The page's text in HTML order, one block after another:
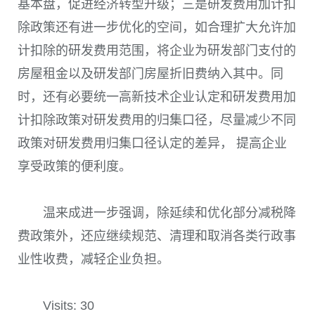
基本盘，促进经济转型升级；三是研发费用加计扣
除政策还有进一步优化的空间，如合理扩大允许加
计扣除的研发费用范围，将企业为研发部门支付的
房屋租金以及研发部门房屋折旧费纳入其中。同
时，还有必要统一高新技术企业认定和研发费用加
计扣除政策对研发费用的归集口径，尽量减少不同
政策对研发费用归集口径认定的差异， 提高企业
享受政策的便利度。
温来成进一步强调，除延续和优化部分减税降
费政策外，还应继续规范、清理和取消各类行政事
业性收费，减轻企业负担。
Visits: 30